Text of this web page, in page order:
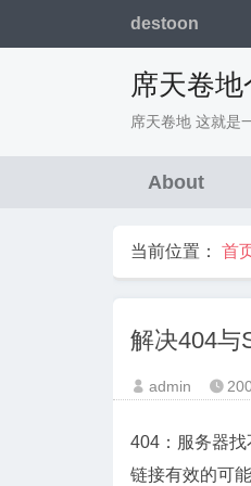
destoon
席天卷
席天卷地 这就是
About
当前位置： 首
解决404与
 admin 
404：服务器
链接有效的可能